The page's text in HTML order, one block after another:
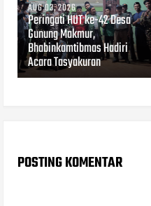
AUG 03, 2026
Peringati HUT ke-42 Desa
Gunung Makmur,
Bhabinkamtibmas Hadiri
Acara Tasyakuran
POSTING KOMENTAR